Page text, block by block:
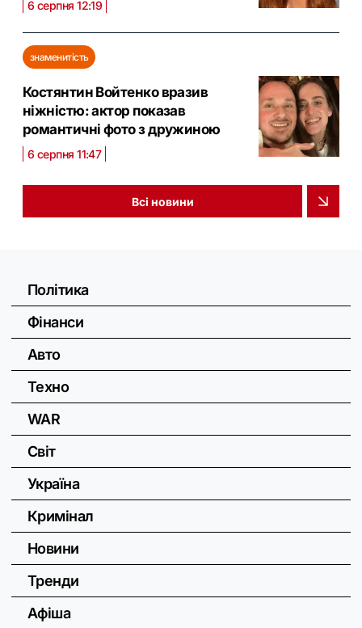
6 серпня 12:19
знаменитість
Костянтин Войтенко вразив
ніжністю: актор показав
романтичні фото з дружиною
6 серпня 11:47
Всі новини
Політика
Фінанси
Авто
Техно
WAR
Світ
Україна
Кримінал
Новини
Тренди
Афіша